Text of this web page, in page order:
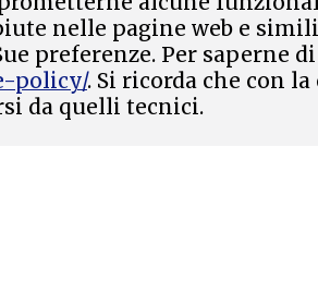
nelle pagine web e
preferenze. Per saperne
policy/. Si ricorda che con
da quelli tecnici.